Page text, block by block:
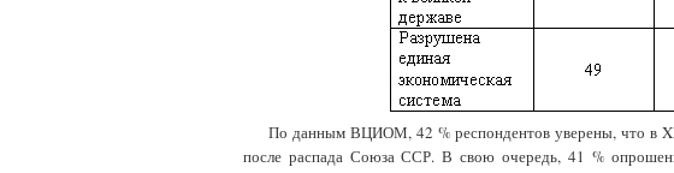
По данным ВЦИОМ, 42 % респондентов уверены, что в
после распада Союза ССР. В свою очередь, 41 %